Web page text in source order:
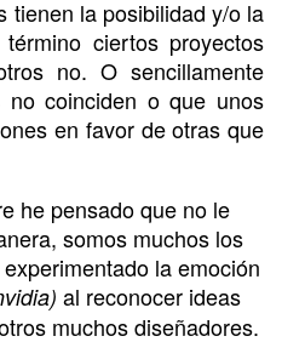
tienen la posibilidad y/o la
ciertos proyectos
no. O sencillamente
coinciden o que unos
en favor de otras que
he pensado que no le
somos muchos los
la emoción
al reconocer ideas
muchos diseñadores.